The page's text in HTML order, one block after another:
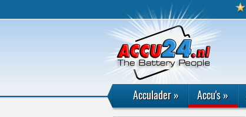
Acculader» Accu's»